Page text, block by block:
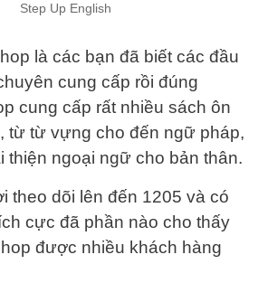
Step Up English
là các bạn đã biết các đầu
cung cấp rồi đúng
cung cấp rất nhiều sách ôn
từ từ vựng cho đến ngữ pháp,
thiện ngoại ngữ cho bản thân.
theo dõi lên đến 1205 và có
cực đã phần nào cho thấy
được nhiều khách hàng